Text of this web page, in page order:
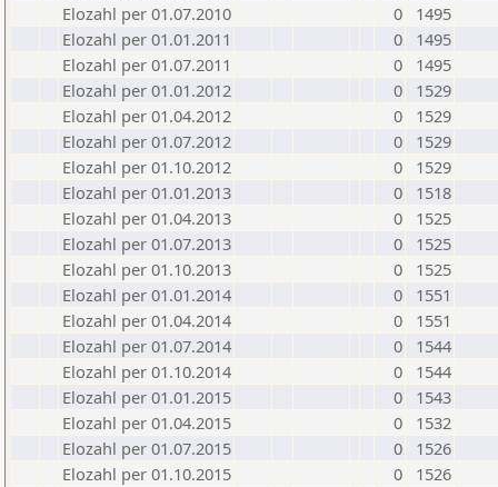
Elozahl per 01.07.2010
0
1495
Elozahl per 01.01.2011
0
1495
Elozahl per 01.07.2011
0
1495
Elozahl per 01.01.2012
0
1529
Elozahl per 01.04.2012
0
1529
Elozahl per 01.07.2012
0
1529
Elozahl per 01.10.2012
0
1529
Elozahl per 01.01.2013
0
1518
Elozahl per 01.04.2013
0
1525
Elozahl per 01.07.2013
0
1525
Elozahl per 01.10.2013
0
1525
Elozahl per 01.01.2014
0
1551
Elozahl per 01.04.2014
0
1551
Elozahl per 01.07.2014
0
1544
Elozahl per 01.10.2014
0
1544
Elozahl per 01.01.2015
0
1543
Elozahl per 01.04.2015
0
1532
Elozahl per 01.07.2015
0
1526
Elozahl per 01.10.2015
0
1526